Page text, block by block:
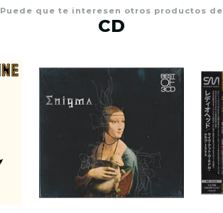
Puede que te interesen otros productos de
CD